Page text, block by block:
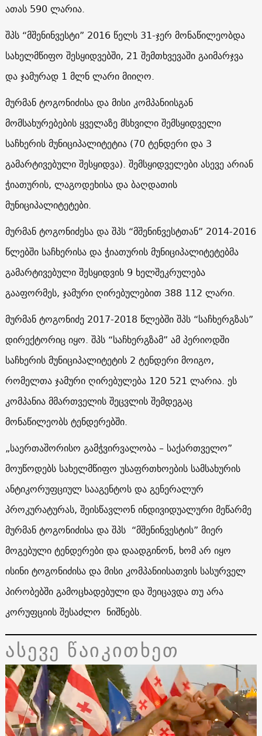
ათას 590 ლარია.
შპს “მშენინვესტი” 2016 წელს 31-ჯერ მონაწილეობდა
სახელმწიფო შესყიდვებში, 21 შემთხვევაში გაიმარჯვა
და ჯამურად 1 მლნ ლარი მიიღო.
მურმან ტოგონიძისა და მისი კომპანიისგან
მომსახურებების ყველაზე მსხვილი შემსყიდველი
საჩხერის მუნიციპალიტეტია (70 ტენდერი და 3
გამარტივებული შესყიდვა). შემსყიდველები ასევე არიან
ჭიათურის, ლაგოდეხისა და ბაღდათის
მუნიციპალიტეტები.
მურმან ტოგონიძესა და შპს “მშენინვესტთან” 2014-2016
წლებში საჩხერისა და ჭიათურის მუნიციპალიტეტებმა
გამარტივებული შესყიდვის 9 ხელშეკრულება
გააფორმეს, ჯამური ღირებულებით 388 112 ლარი.
მურმან ტოგონიძე 2017-2018 წლებში შპს “საჩხერგზას”
დირექტორიც იყო. შპს “საჩხერგზამ” ამ პერიოდში
საჩხერის მუნიციპალიტეტის 2 ტენდერი მოიგო,
რომელთა ჯამური ღირებულება 120 521 ლარია. ეს
კომპანია მმართველის შეცვლის შემდეგაც
მონაწილეობს ტენდერებში.
„საერთაშორისო გამჭვირვალობა – საქართველო”
მოუწოდებს სახელმწიფო უსაფრთხოების სამსახურის
ანტიკორუფციულ სააგენტოს და გენერალურ
პროკურატურას, შეისწავლონ ინდივიდუალური მეწარმე
მურმან ტოგონიძისა და შპს “მშენინვესტის” მიერ
მოგებული ტენდერები და დაადგინონ, ხომ არ იყო
ისინი ტოგონიძისა და მისი კომპანიისათვის სასურველ
პირობებში გამოცხადებული და შეიცავდა თუ არა
კორუფციის შესაძლო ნიშნებს.
ასევე წაიკითხეთ